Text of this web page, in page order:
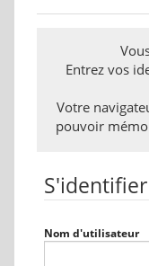
Entrez vos
Votre
pouvoir
S'identifier
Nom d'utilisateur